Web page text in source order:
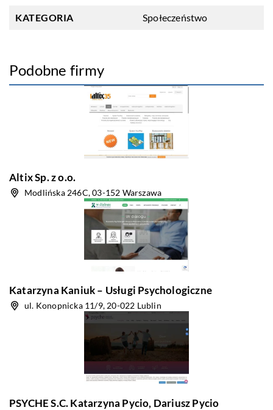
KATEGORIA Społeczeństwo
Podobne firmy
Altix Sp. z o.o.
Modlińska 246C, 03-152 Warszawa
Katarzyna Kaniuk – Usługi Psychologiczne
ul. Konopnicka 11/9, 20-022 Lublin
PSYCHE S.C. Katarzyna Pycio, Dariusz Pycio